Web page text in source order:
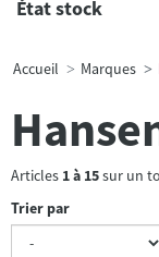
État stock
Accueil Marques
Articles 1à 15sur un
Trier par